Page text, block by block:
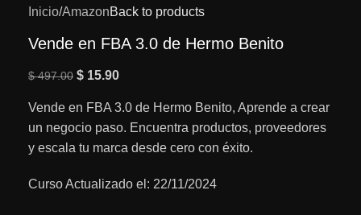
Inicio/AmazonBack to products
Vende en FBA 3.0 de Hermo Benito
$497.00 $ 15.90
Vende en FBA 3.0 de Hermo Benito, Aprende a crear
un negocio paso. Encuentra productos, proveedores
y escala tu marca desde cero con éxito.
Curso Actualizado el: 22/11/2024